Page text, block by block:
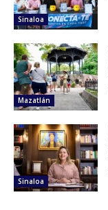
Sinaloa
Mazatlán
Sinaloa